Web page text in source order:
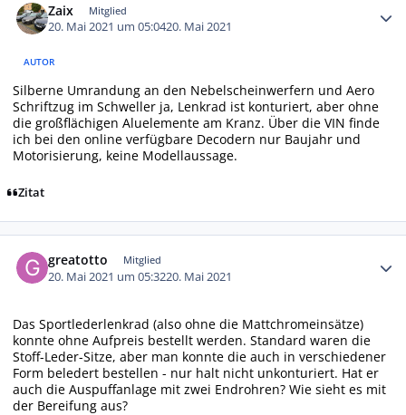
Zaix Mitglied
20. Mai 2021 um 05:0420. Mai 2021
AUTOR
Silberne Umrandung an den Nebelscheinwerfern und Aero
Schriftzug im Schweller ja, Lenkrad ist konturiert, aber ohne
die großflächigen Aluelemente am Kranz. Über die VIN finde
ich bei den online verfügbare Decodern nur Baujahr und
Motorisierung, keine Modellaussage.
Zitat
greatotto Mitglied
20. Mai 2021 um 05:3220. Mai 2021
Das Sportlederlenkrad (also ohne die Mattchromeinsätze)
konnte ohne Aufpreis bestellt werden. Standard waren die
Stoff-Leder-Sitze, aber man konnte die auch in verschiedener
Form beledert bestellen - nur halt nicht unkonturiert. Hat er
auch die Auspuffanlage mit zwei Endrohren? Wie sieht es mit
der Bereifung aus?